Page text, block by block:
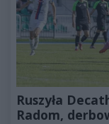
Ruszyła
Radom,